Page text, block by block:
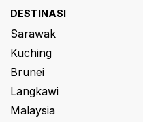
DESTINASI
Sarawak
Kuching
Brunei
Langkawi
Malaysia